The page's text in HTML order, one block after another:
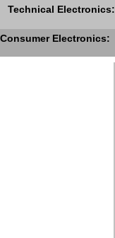
Technical Electronics:
Consumer Electronics: